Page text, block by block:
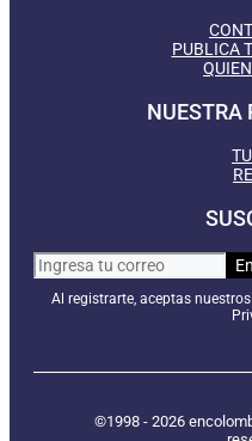
PUBLICA
NUESTRA
Al registrarte, aceptas
©1998 - 2026